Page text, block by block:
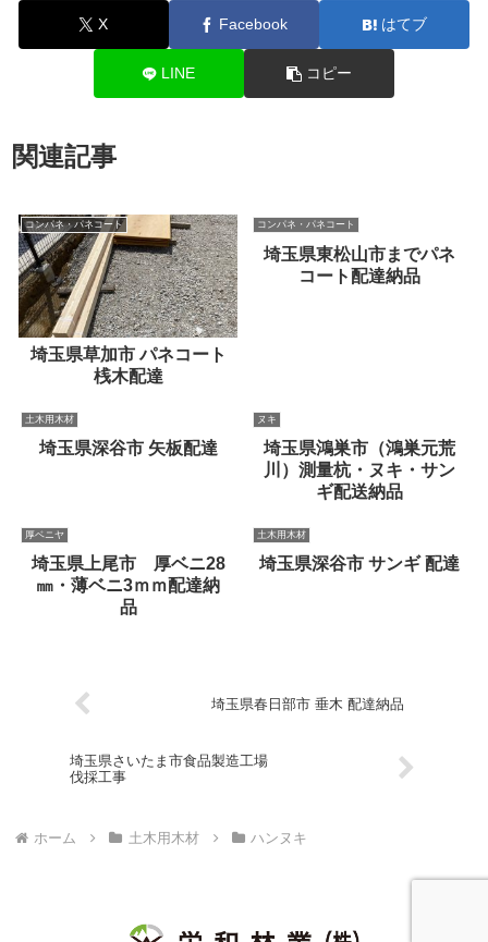
X Facebook はてブ
LINE コピー
関連記事
コンパネ・パネコート
埼玉県草加市 パネコート
桟木配達
コンパネ・パネコート
埼玉県東松山市までパネ
コート配達納品
土木用木材
埼玉県深谷市 矢板配達
ヌキ
埼玉県鴻巣市（鴻巣元荒
川）測量杭・ヌキ・サン
ギ配送納品
厚ベニヤ
埼玉県上尾市 厚ベニ28
㎜・薄ベニ3ｍｍ配達納
品
土木用木材
埼玉県深谷市 サンギ 配達
埼玉県春日部市 垂木 配達納品
埼玉県さいたま市食品製造工場
伐採工事
ホーム 土木用木材 ハンヌキ